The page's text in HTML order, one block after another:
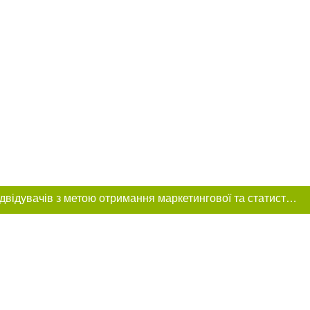
Цей сайт використовує «cookies». Також веб-сайт використовує інтернет-сервіс для збору технічних даних стосовно відвідувачів з метою отримання маркетингової та статистичної інформації. Умови обробки даних відвідувачів сайту див.